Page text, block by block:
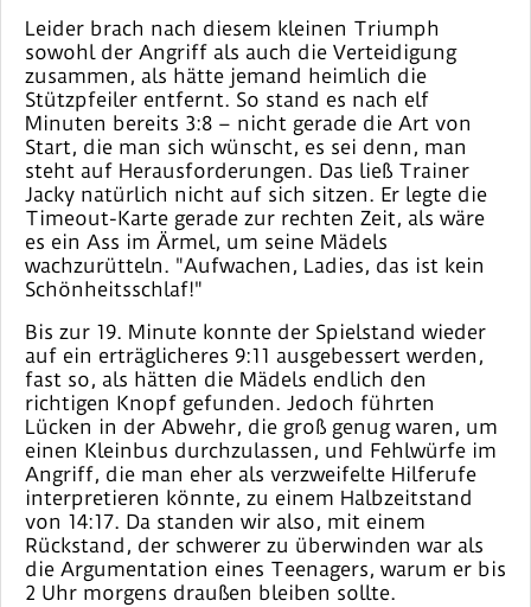
Leider brach nach diesem kleinen Triumph
sowohl der Angriff als auch die Verteidigung
zusammen, als hätte jemand heimlich die
Stützpfeiler entfernt. So stand es nach elf
Minuten bereits 3:8 – nicht gerade die Art von
Start, die man sich wünscht, es sei denn, man
steht auf Herausforderungen. Das ließ Trainer
Jacky natürlich nicht auf sich sitzen. Er legte die
Timeout-Karte gerade zur rechten Zeit, als wäre
es ein Ass im Ärmel, um seine Mädels
wachzurütteln. "Aufwachen, Ladies, das ist kein
Schönheitsschlaf!"
Bis zur 19. Minute konnte der Spielstand wieder
auf ein erträglicheres 9:11 ausgebessert werden,
fast so, als hätten die Mädels endlich den
richtigen Knopf gefunden. Jedoch führten
Lücken in der Abwehr, die groß genug waren, um
einen Kleinbus durchzulassen, und Fehlwürfe im
Angriff, die man eher als verzweifelte Hilferufe
interpretieren könnte, zu einem Halbzeitstand
von 14:17. Da standen wir also, mit einem
Rückstand, der schwerer zu überwinden war als
die Argumentation eines Teenagers, warum er bis
2 Uhr morgens draußen bleiben sollte.